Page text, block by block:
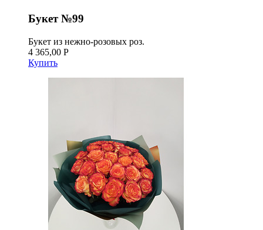
Букет №99
Букет из нежно-розовых роз.
4 365,00 Р
Купить